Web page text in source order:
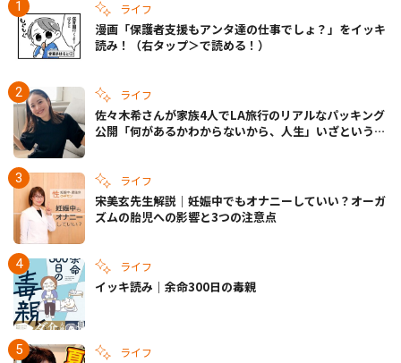
ライフ
漫画「保護者支援もアンタ達の仕事でしょ？」をイッキ
読み！（右タップ＞で読める！）
ライフ
佐々木希さんが家族4人でLA旅行のリアルなパッキング
公開「何があるかわからないから、人生」いざというと
ライフ
宋美玄先生解説｜妊娠中でもオナニーしていい？オーガ
ズムの胎児への影響と3つの注意点
ライフ
イッキ読み｜余命300日の毒親
ライフ